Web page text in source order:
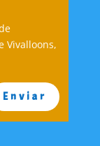
Vivalloons,
Enviar